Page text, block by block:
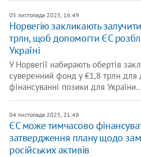
05 листопада 2025, 16:49
Норвегію закликають
трлн, щоб допомогти ЄС
Україні
У Норвегії набирають обертів
суверенний фонд у €1,8 трлн для
фінансуванні позики для
04 листопада 2025, 21:48
ЄС може тимчасово
затвердження плану щодо
російських активів